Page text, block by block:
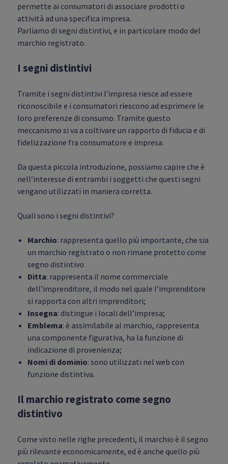
permette ai consumatori di associare prodotti o
attività ad una specifica impresa.
Parliamo di segni distintivi, e in particolare modo del
marchio registrato.
I segni distintivi
Tramite i segni distintivi l’impresa riesce ad essere
riconoscibile e i consumatori riescono ad esprimere le
loro preferenze di consumo. Tramite questo
meccanismo si va a coltivare un rapporto di fiducia e di
fidelizzazione fra consumatore e impresa.
Da questa piccola introduzione, possiamo capire che è
nell’interesse di entrambi i soggetti che questi segni
vengano utilizzati in maniera corretta.
Quali sono i segni distintivi?
Marchio: rappresenta quello più importante, che sia
un marchio registrato o non rimane protetto come
segno distintivo
Ditta: rappresenta il nome commerciale
dell’imprenditore, il modo nel quale l’imprenditore
si rapporta con altri imprenditori;
Insegna: distingue i locali dell’impresa;
Emblema: è assimilabile al marchio, rappresenta
una componente figurativa, ha la funzione di
indicazione di provenienza;
Nomi di dominio: sono utilizzati nel web con
funzione distintiva.
Il marchio registrato come segno
distintivo
Come visto nelle righe precedenti, il marchio è il segno
più rilevante economicamente, ed è anche quello più